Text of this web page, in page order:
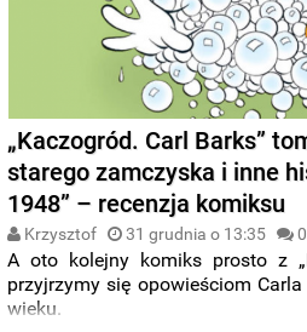
„Kaczogród. Carl Barks”
starego zamczyska i inne
1948” – recenzja komiksu
Krzysztof 31 grudnia o 13:35 0
A oto kolejny komiks prosto z „
przyjrzymy się opowieściom
wieku.